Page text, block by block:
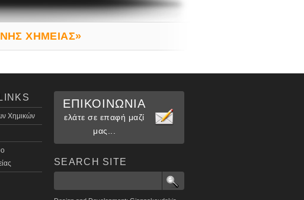
ΧΗΜΕΙΑΣ»
Χημικών
ΕΠΙΚΟΙΝΩΝΙΑ
ελάτε σε επαφή μαζί
μας...
SEARCH SITE